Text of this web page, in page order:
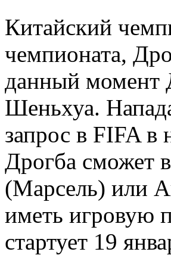
Китайский
чемпионата,
данный момент
Шеньхуа.
запрос в FIFA в
Дрогба cможет
(Марсель) или
иметь игровую
стартует 19